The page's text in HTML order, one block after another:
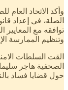
​وأكد الاتحاد
الصلة، في إعداد
توافقه مع المعايير
وتنظيم الممارسة
الصحفية هاجر
حول قضايا فساد